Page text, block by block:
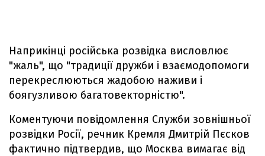
Наприкінці російська розвідка висловлює
"жаль", що "традиції дружби і взаємодопомоги
перекреслюються жадобою наживи і
боягузливою багатовекторністю".
Коментуючи повідомлення Служби зовнішньої
розвідки Росії, речник Кремля Дмитрій Пєсков
фактично підтвердив, що Москва вимагає від